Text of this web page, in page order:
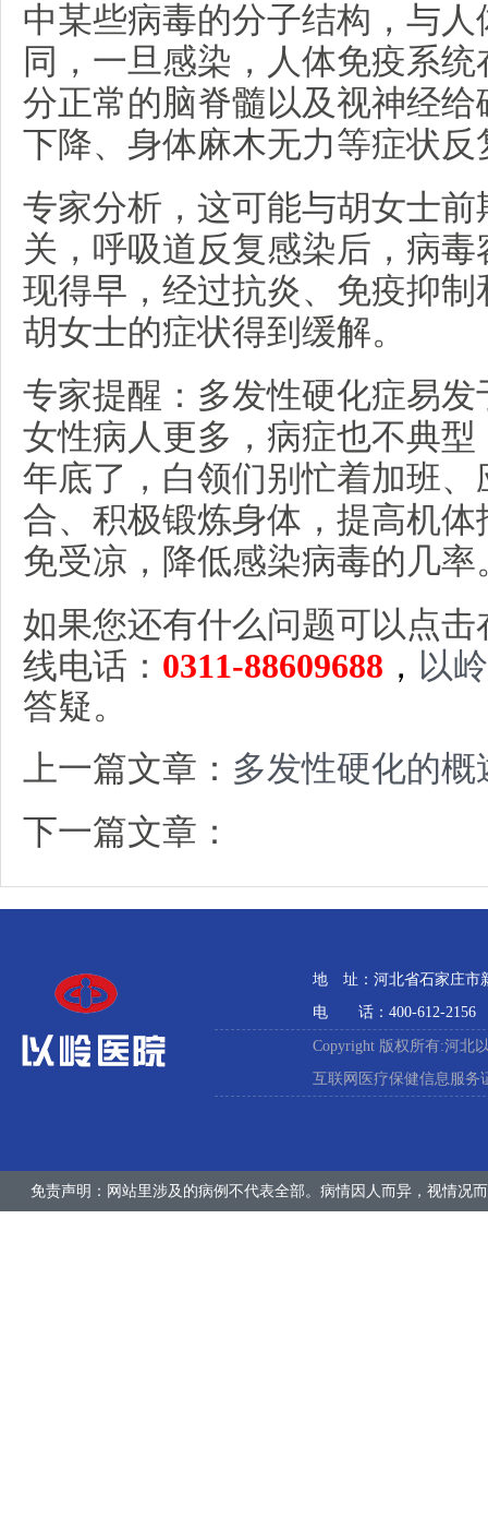
中某些病毒的分子结构，与
同，一旦感染，人体免疫系
分正常的脑脊髓以及视神经
下降、身体麻木无力等症状反
专家分析，这可能与胡女士
关，呼吸道反复感染后，病
现得早，经过抗炎、免疫抑
胡女士的症状得到缓解。
专家提醒：多发性硬化症易发
女性病人更多，病症也不典
年底了，白领们别忙着加班
合、积极锻炼身体，提高机
免受凉，降低感染病毒的几率
如果您还有什么问题可以点
线电话： 0311-88609688 ， 以
答疑。
上一篇文章： 多发性硬化的概
下一篇文章：
地 址：河北省石家庄市
电 话：400-612-2156
Copyright 版权所有:河北
互联网医疗保健信息服务
免责声明：网站里涉及的病例不代表全部。病情因人而异，视情况